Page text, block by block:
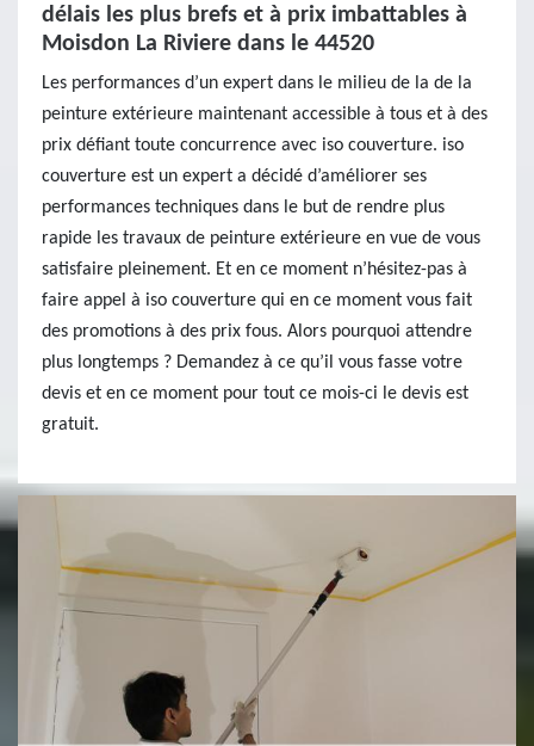
délais les plus brefs et à prix imbattables à
Moisdon La Riviere dans le 44520
Les performances d’un expert dans le milieu de la de la
peinture extérieure maintenant accessible à tous et à des
prix défiant toute concurrence avec iso couverture. iso
couverture est un expert a décidé d’améliorer ses
performances techniques dans le but de rendre plus
rapide les travaux de peinture extérieure en vue de vous
satisfaire pleinement. Et en ce moment n’hésitez-pas à
faire appel à iso couverture qui en ce moment vous fait
des promotions à des prix fous. Alors pourquoi attendre
plus longtemps ? Demandez à ce qu’il vous fasse votre
devis et en ce moment pour tout ce mois-ci le devis est
gratuit.